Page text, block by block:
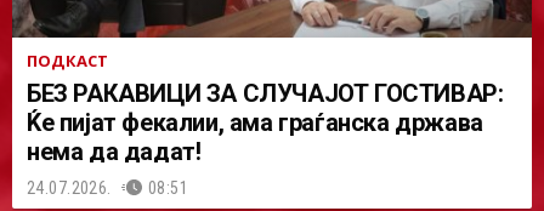
ПОДКАСТ
БЕЗ РАКАВИЦИ ЗА СЛУЧАЈОТ ГОСТИВАР:
Ќе пијат фекалии, ама граѓанска држава
нема да дадат!
24.07.2026. 08:51